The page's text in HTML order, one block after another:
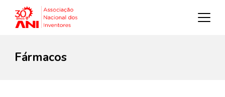
Fármacos